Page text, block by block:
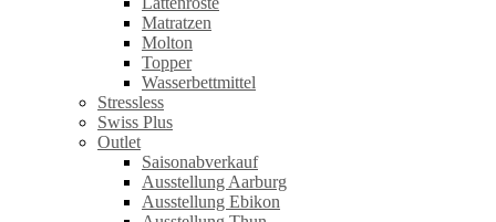
Matratzen
Molton
Topper
Wasserbettmittel
Stressless
Swiss Plus
Outlet
Saisonabverkauf
Ausstellung Aarburg
Ausstellung Ebikon